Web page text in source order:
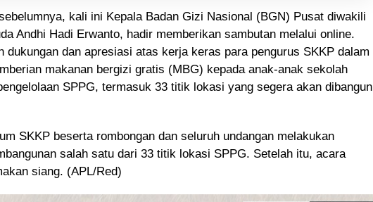
kali ini Kepala Badan Gizi Nasional (BGN) Pusat diwakili
Andhi Hadi Erwanto, hadir memberikan sambutan melalui online.
dukungan dan apresiasi atas kerja keras para pengurus SKKP dalam
makanan bergizi gratis (MBG) kepada anak-anak sekolah
SPPG, termasuk 33 titik lokasi yang segera akan dibangun
SKKP beserta rombongan dan seluruh undangan melakukan
salah satu dari 33 titik lokasi SPPG. Setelah itu, acara
siang. (APL/Red)